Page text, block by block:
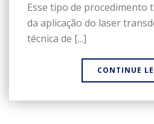
Esse tipo de procedimento
da aplicação do laser
técnica de [...]
CONTINUE